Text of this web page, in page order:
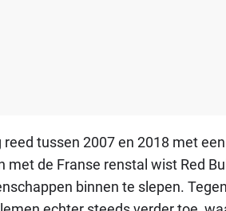
reed tussen 2007 en 2018 met
met de Franse renstal wist Red
binnen te slepen.